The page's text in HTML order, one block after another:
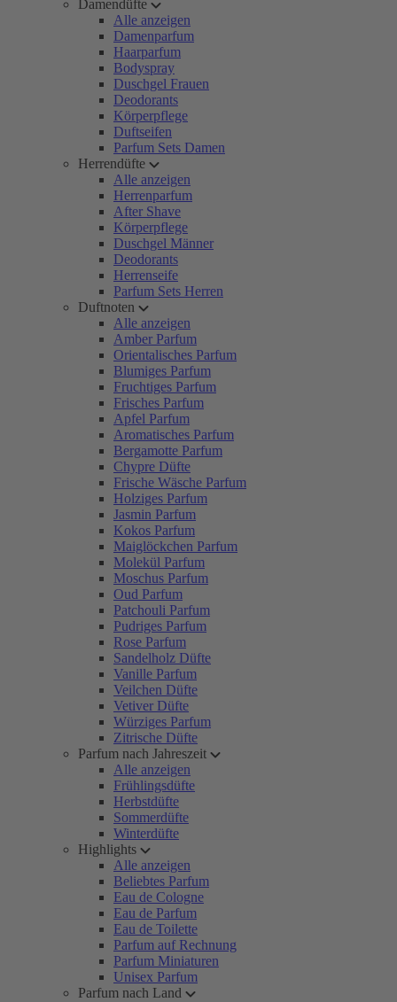
Damendüfte
Alle anzeigen
Damenparfum
Haarparfum
Bodyspray
Duschgel Frauen
Deodorants
Körperpflege
Duftseifen
Parfum Sets Damen
Herrendüfte
Alle anzeigen
Herrenparfum
After Shave
Körperpflege
Duschgel Männer
Deodorants
Herrenseife
Parfum Sets Herren
Duftnoten
Alle anzeigen
Amber Parfum
Orientalisches Parfum
Blumiges Parfum
Fruchtiges Parfum
Frisches Parfum
Apfel Parfum
Aromatisches Parfum
Bergamotte Parfum
Chypre Düfte
Frische Wäsche Parfum
Holziges Parfum
Jasmin Parfum
Kokos Parfum
Maiglöckchen Parfum
Molekül Parfum
Moschus Parfum
Oud Parfum
Patchouli Parfum
Pudriges Parfum
Rose Parfum
Sandelholz Düfte
Vanille Parfum
Veilchen Düfte
Vetiver Düfte
Würziges Parfum
Zitrische Düfte
Parfum nach Jahreszeit
Alle anzeigen
Frühlingsdüfte
Herbstdüfte
Sommerdüfte
Winterdüfte
Highlights
Alle anzeigen
Beliebtes Parfum
Eau de Cologne
Eau de Parfum
Eau de Toilette
Parfum auf Rechnung
Parfum Miniaturen
Unisex Parfum
Parfum nach Land